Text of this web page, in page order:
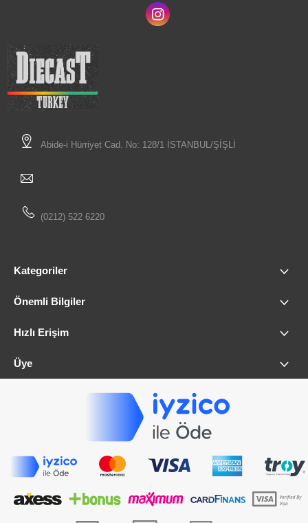
Abide-i Hürriyet Cad. No: 128/1 İSTANBUL/ŞİŞLİ
(0212) 522 6220
Kategoriler
Önemli Bilgiler
Hızlı Erişim
Üye